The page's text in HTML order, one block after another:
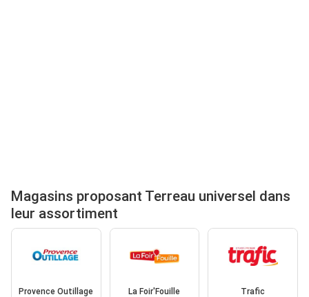
Magasins proposant Terreau universel dans
leur assortiment
Provence Outillage La Foir'Fouille Trafic